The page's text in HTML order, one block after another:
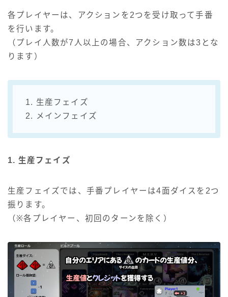
各プレイヤーは、アクションを2つを受け取って手番
を行います。
（プレイ人数が7人以上の場合、アクション数は3とな
ります）
1. 生産フェイズ
2. メインフェイズ
1. 生産フェイズ
生産フェイズでは、手番プレイヤーは4面ダイスを2つ
振ります。
（※各プレイヤー、初回のターンを除く）